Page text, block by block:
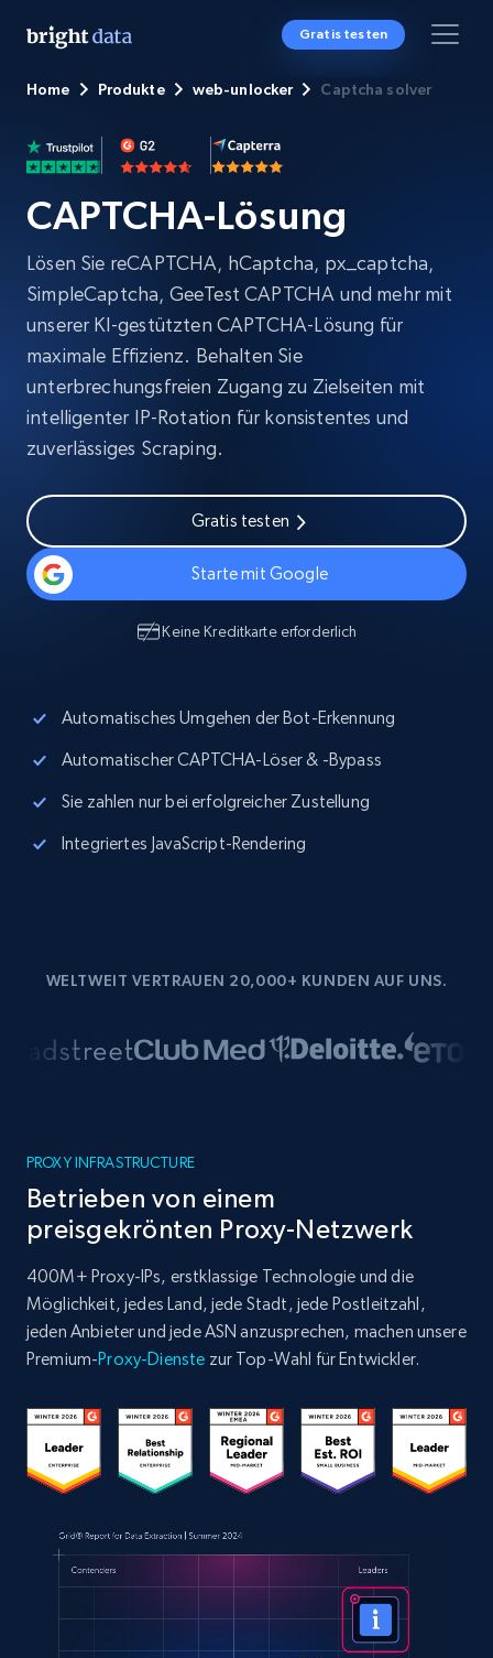
Gratis testen
Home Produkte web-unlocker Captcha solver
CAPTCHA-Lösung
Lösen Sie reCAPTCHA, hCaptcha, px_captcha,
SimpleCaptcha, GeeTest CAPTCHA und mehr mit
unserer KI-gestützten CAPTCHA-Lösung für
maximale Effizienz. Behalten Sie
unterbrechungsfreien Zugang zu Zielseiten mit
intelligenter IP-Rotation für konsistentes und
zuverlässiges Scraping.
Gratis testen
Starte mit Google
Keine Kreditkarte erforderlich
Automatisches Umgehen der Bot-Erkennung
Automatischer CAPTCHA-Löser & -Bypass
Sie zahlen nur bei erfolgreicher Zustellung
Integriertes JavaScript-Rendering
WELTWEIT VERTRAUEN 20,000+ KUNDEN AUF UNS.
PROXY INFRASTRUCTURE
Betrieben von einem
preisgekrönten Proxy-Netzwerk
400M+ Proxy-IPs, erstklassige Technologie und die
Möglichkeit, jedes Land, jede Stadt, jede Postleitzahl,
jeden Anbieter und jede ASN anzusprechen, machen unsere
Premium-Proxy-Dienste zur Top-Wahl für Entwickler.